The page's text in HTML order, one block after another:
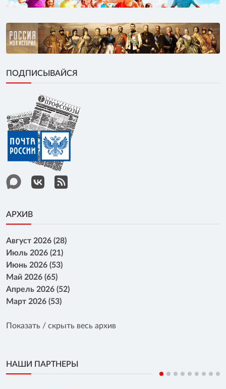
ПОДПИСЫВАЙСЯ
АРХИВ
Август 2026 (28)
Июль 2026 (21)
Июнь 2026 (53)
Май 2026 (65)
Апрель 2026 (52)
Март 2026 (53)
Показать / скрыть весь архив
НАШИ ПАРТНЕРЫ